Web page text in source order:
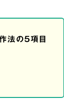
法の5項目